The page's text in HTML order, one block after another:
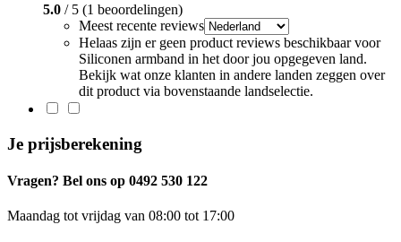
5.0 / 5 (1 beoordelingen)
Meest recente reviews
Helaas zijn er geen product reviews beschikbaar voor
Siliconen armband in het door jou opgegeven land.
Bekijk wat onze klanten in andere landen zeggen over
dit product via bovenstaande landselectie.
Je prijsberekening
Vragen? Bel ons op 0492 530 122
Maandag tot vrijdag van 08:00 tot 17:00